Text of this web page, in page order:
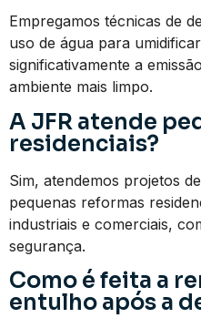
Empregamos técnicas de
uso de água para
significativamente a
ambiente mais limpo.
A JFR atende
residenciais?
Sim, atendemos projetos
pequenas reformas
industriais e comerciais,
segurança.
Como é feita a
entulho após a